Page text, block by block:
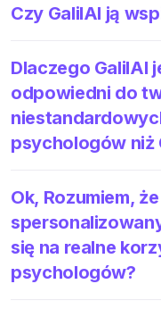
Czy GalilAI ją
Dlaczego GalilAI
odpowiedni do
psychologów niż
Ok, Rozumiem,
się na realne
psychologów?